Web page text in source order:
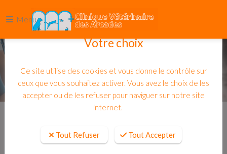
Menu
Votre choix
Ce site utilise des cookies et vous donne le contrôle sur
ceux que vous souhaitez activer. Vous avez le choix de les
accepter ou de les refuser pour naviguer sur notre site
internet.
Tout Refuser Tout Accepter